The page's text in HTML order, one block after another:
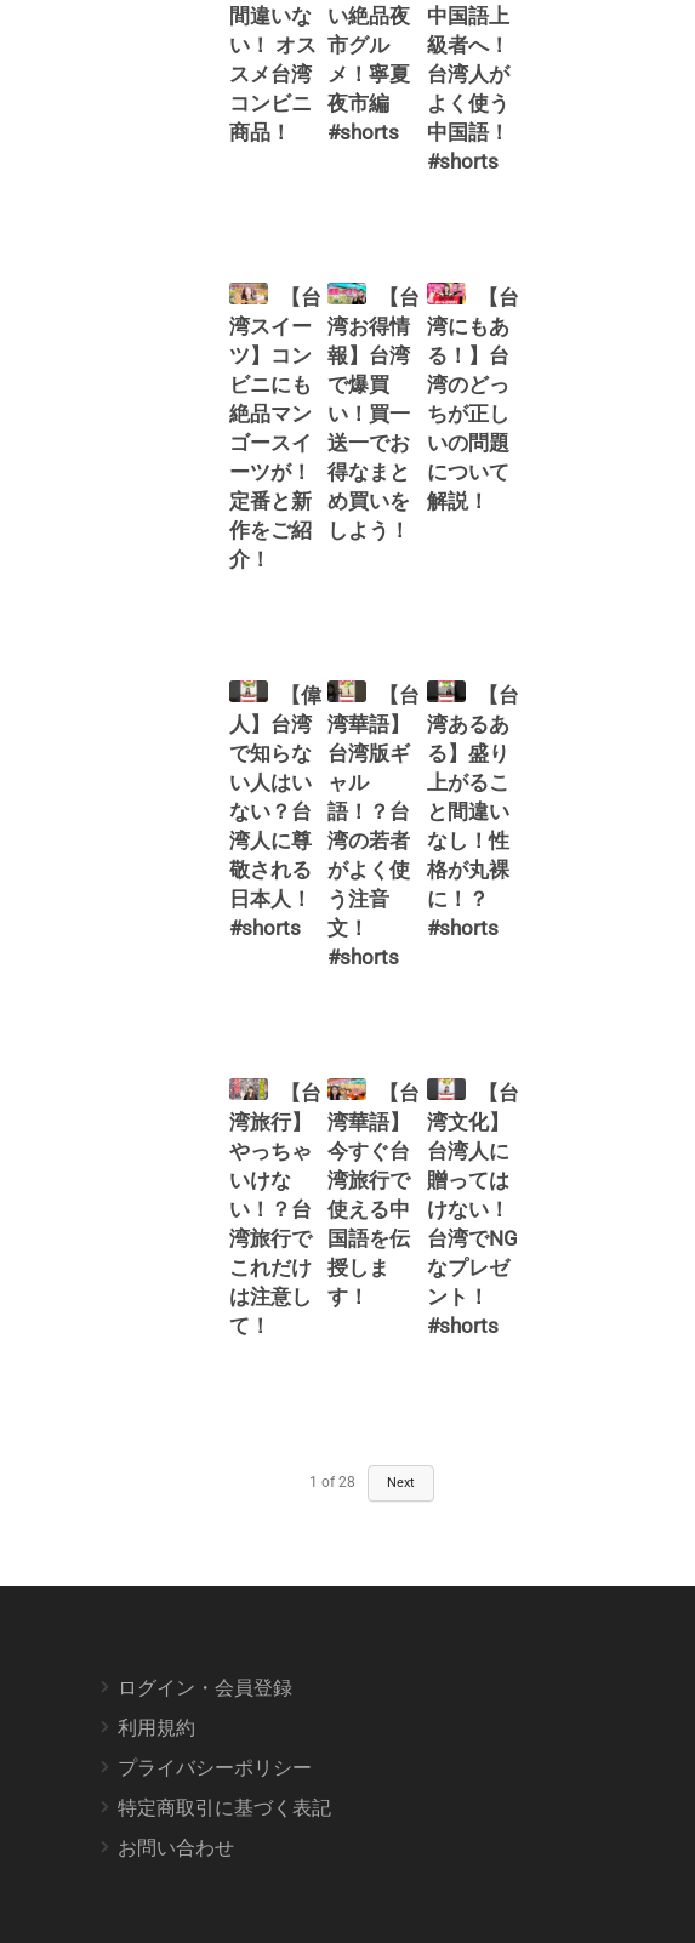
間違いな
い！ オス
スメ台湾
コンビニ
商品！
い絶品夜
市グル
メ！寧夏
夜市編
#shorts
中国語上
級者へ！
台湾人が
よく使う
中国語！
#shorts
【台
湾スイー
ツ】コン
ビニにも
絶品マン
ゴースイ
ーツが！
定番と新
作をご紹
介！
【台
湾お得情
報】台湾
で爆買
い！買一
送一でお
得なまと
め買いを
しよう！
【台
湾にもあ
る！】台
湾のどっ
ちが正し
いの問題
について
解説！
【偉
人】台湾
で知らな
い人はい
ない？台
湾人に尊
敬される
日本人！
#shorts
【台
湾華語】
台湾版ギ
ャル
語！？台
湾の若者
がよく使
う注音
文！
#shorts
【台
湾あるあ
る】盛り
上がるこ
と間違い
なし！性
格が丸裸
に！？
#shorts
【台
湾旅行】
やっちゃ
いけな
い！？台
湾旅行で
これだけ
は注意し
て！
【台
湾華語】
今すぐ台
湾旅行で
使える中
国語を伝
授しま
す！
【台
湾文化】
台湾人に
贈っては
けない！
台湾でNG
なプレゼ
ント！
#shorts
1 of 28 Next
ログイン・会員登録
利用規約
プライバシーポリシー
特定商取引に基づく表記
お問い合わせ